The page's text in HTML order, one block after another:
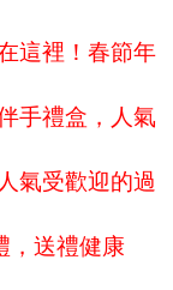
這裡！春節年
手禮盒，人氣
氣受歡迎的過
，送禮健康